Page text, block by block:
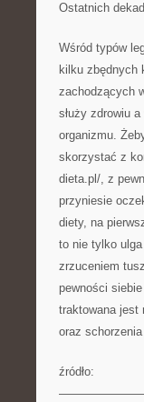
Ostatnich
Wśród typów
kilku zbędnych
zachodzących
służy zdrowiu
organizmu.
skorzystać z
dieta.pl/, z
przyniesie
diety, na
to nie tylko
zrzuceniem
pewności
traktowana jest
oraz
źródło: